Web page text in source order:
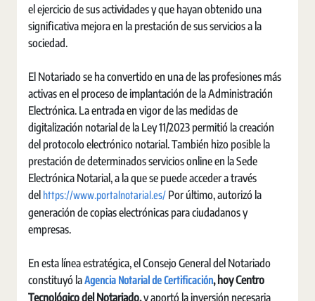
el ejercicio de sus actividades y que hayan obtenido una
significativa mejora en la prestación de sus servicios a la
sociedad.
El Notariado se ha convertido en una de las profesiones más
activas en el proceso de implantación de la Administración
Electrónica. La entrada en vigor de las medidas de
digitalización notarial de la Ley 11/2023 permitió la creación
del protocolo electrónico notarial. También hizo posible la
prestación de determinados servicios online en la Sede
Electrónica Notarial, a la que se puede acceder a través
del https://www.portalnotarial.es/ Por último, autorizó la
generación de copias electrónicas para ciudadanos y
empresas.
En esta línea estratégica, el Consejo General del Notariado
constituyó laAgencia Notarial de Certificación, hoy Centro
Tecnológico del Notariado,y aportó la inversión necesaria